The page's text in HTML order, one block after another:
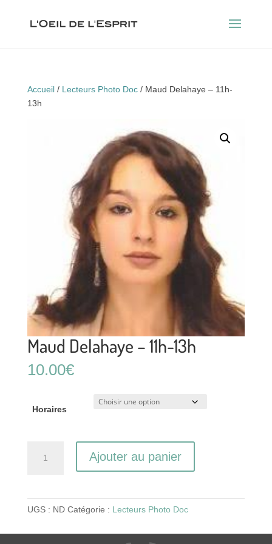
Accueil/ Lecteurs Photo Doc/ Maud Delahaye – 11h-
13h
Maud Delahaye – 11h-13h
10.00€
Horaires
13h
Ajouter au panier
UGS : ND Catégorie : Lecteurs Photo Doc